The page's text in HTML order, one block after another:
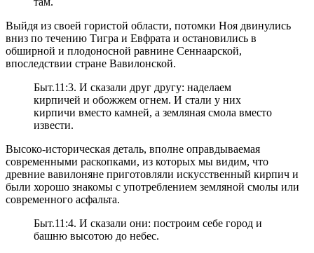
Выйдя из своей гористой области, потомки Ноя двинулись
вниз по течению Тигра и Евфрата и остановились в
обширной и плодоносной равнине Сеннаарской,
впоследствии стране Вавилонской.
Быт.11:3. И сказали друг другу: наделаем
кирпичей и обожжем огнем. И стали у них
кирпичи вместо камней, а земляная смола вместо
извести.
Высоко-историческая деталь, вполне оправдываемая
современными раскопками, из которых мы видим, что
древние вавилоняне приготовляли искусственный кирпич и
были хорошо знакомы с употреблением земляной смолы или
современного асфальта.
Быт.11:4. И сказали они: построим себе город и
башню высотою до небес.